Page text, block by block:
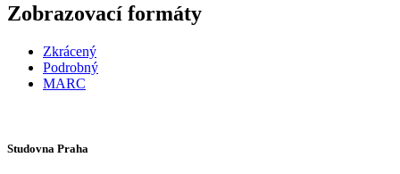
Zobrazovací formáty
Zkrácený
Podrobný
MARC
Studovna Praha